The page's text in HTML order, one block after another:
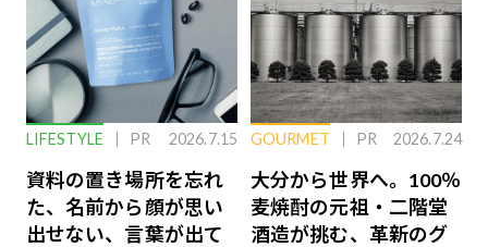
LIFESTYLE PR 2026.7.15
資料の置き場所を忘れ
た、名前から顔が思い
出せない、言葉が出て
GOURMET PR 2026.7.24
大分から世界へ。100％
麦焼酎の元祖・二階堂
酒造が挑む、革新のグ